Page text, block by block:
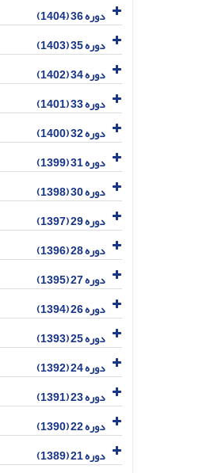
دوره 36 (1404)
دوره 35 (1403)
دوره 34 (1402)
دوره 33 (1401)
دوره 32 (1400)
دوره 31 (1399)
دوره 30 (1398)
دوره 29 (1397)
دوره 28 (1396)
دوره 27 (1395)
دوره 26 (1394)
دوره 25 (1393)
دوره 24 (1392)
دوره 23 (1391)
دوره 22 (1390)
دوره 21 (1389)